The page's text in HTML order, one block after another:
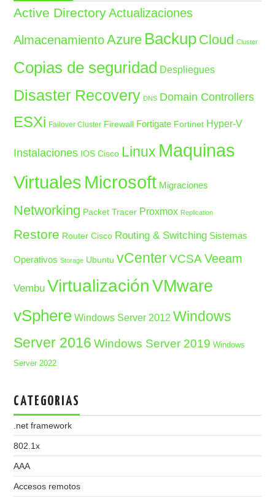
Active Directory Actualizaciones
Almacenamiento Azure Backup Cloud Cluster
Copias de seguridad Despliegues
Disaster Recovery DNS Domain Controllers
ESXi Failover Cluster Firewall Fortigate Fortinet Hyper-V
Instalaciones IOS Cisco Linux Maquinas
Virtuales Microsoft Migraciones
Networking Packet Tracer Proxmox Replication
Restore Router Cisco Routing & Switching Sistemas
Operativos Storage Ubuntu vCenter VCSA Veeam
Vembu Virtualización VMware
vSphere Windows Server 2012 Windows
Server 2016 Windows Server 2019 Windows
Server 2022
CATEGORIAS
.net framework
802.1x
AAA
Accesos remotos